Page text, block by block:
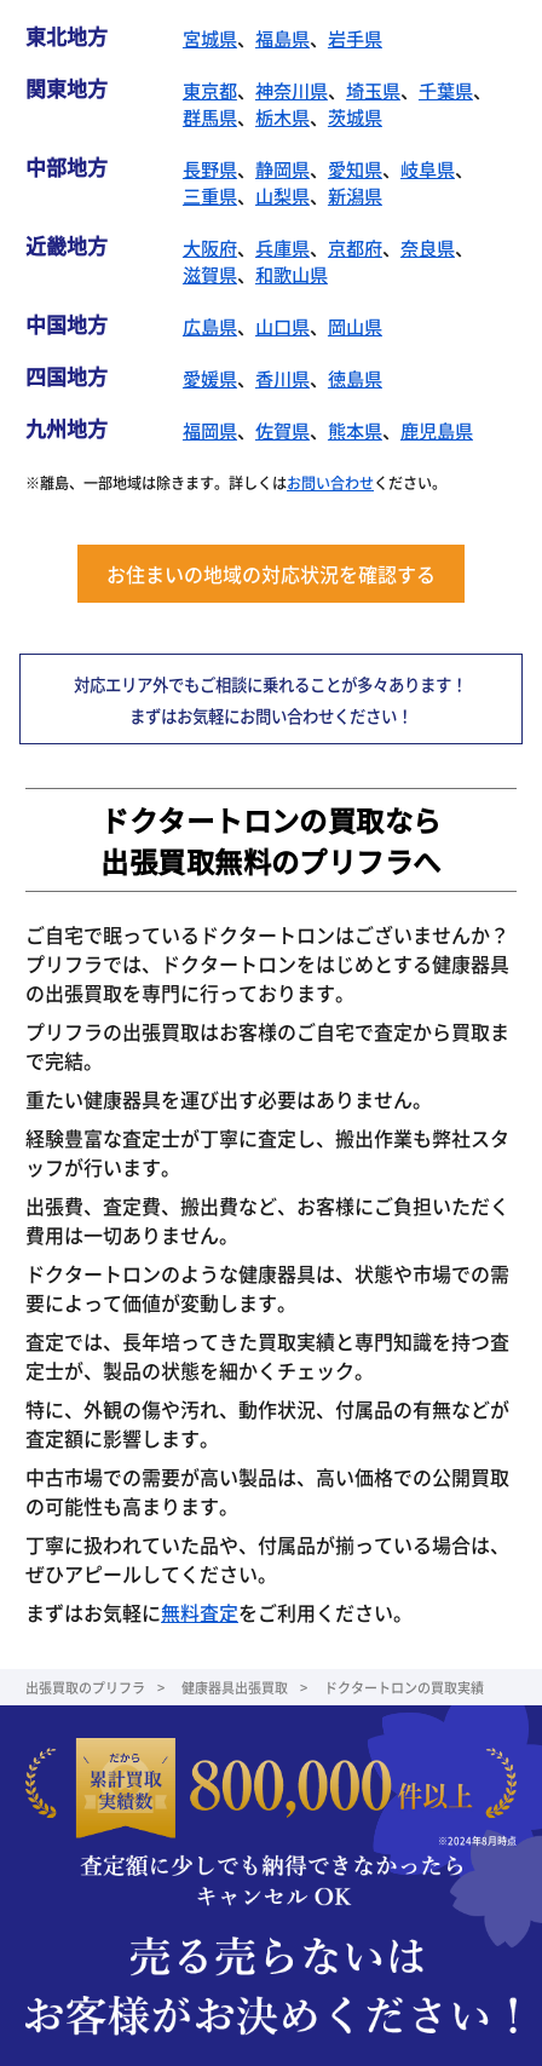
東北地方 宮城県、 福島県、 岩手県
関東地方 東京都、 神奈川県、 埼玉県、 千葉県、
群馬県、 栃木県、 茨城県
中部地方 長野県、 静岡県、 愛知県、 岐阜県、
三重県、 山梨県、 新潟県
近畿地方 大阪府、 兵庫県、 京都府、 奈良県、
滋賀県、 和歌山県
中国地方 広島県、 山口県、 岡山県
四国地方 愛媛県、 香川県、 徳島県
九州地方 福岡県、 佐賀県、 熊本県、 鹿児島県
※離島、一部地域は除きます。詳しくはお問い合わせください。
お住まいの地域の対応状況を確認する
対応エリア外でもご相談に乗れることが多々あります！
まずはお気軽にお問い合わせください！
ドクタートロンの買取なら
出張買取無料のプリフラへ
ご自宅で眠っているドクタートロンはございませんか？
プリフラでは、ドクタートロンをはじめとする健康器具
の出張買取を専門に行っております。
プリフラの出張買取はお客様のご自宅で査定から買取ま
で完結。
重たい健康器具を運び出す必要はありません。
経験豊富な査定士が丁寧に査定し、搬出作業も弊社スタ
ッフが行います。
出張費、査定費、搬出費など、お客様にご負担いただく
費用は一切ありません。
ドクタートロンのような健康器具は、状態や市場での需
要によって価値が変動します。
査定では、長年培ってきた買取実績と専門知識を持つ査
定士が、製品の状態を細かくチェック。
特に、外観の傷や汚れ、動作状況、付属品の有無などが
査定額に影響します。
中古市場での需要が高い製品は、高い価格での公開買取
の可能性も高まります。
丁寧に扱われていた品や、付属品が揃っている場合は、
ぜひアピールしてください。
まずはお気軽に無料査定をご利用ください。
出張買取のプリフラ 健康器具出張買取 ドクタートロンの買取実績
※2024年8月時点